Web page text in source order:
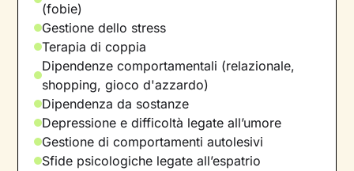
(fobie)
Gestione dello stress
Terapia di coppia
Dipendenze comportamentali (relazionale,
shopping, gioco d'azzardo)
Dipendenza da sostanze
Depressione e difficoltà legate all’umore
Gestione di comportamenti autolesivi
Sfide psicologiche legate all’espatrio